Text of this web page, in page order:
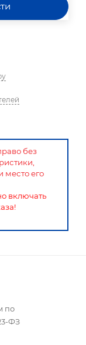
без
место его
включать
по
ФЗ